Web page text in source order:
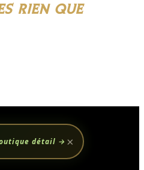
RIEN QUE
détail → ×
commandes